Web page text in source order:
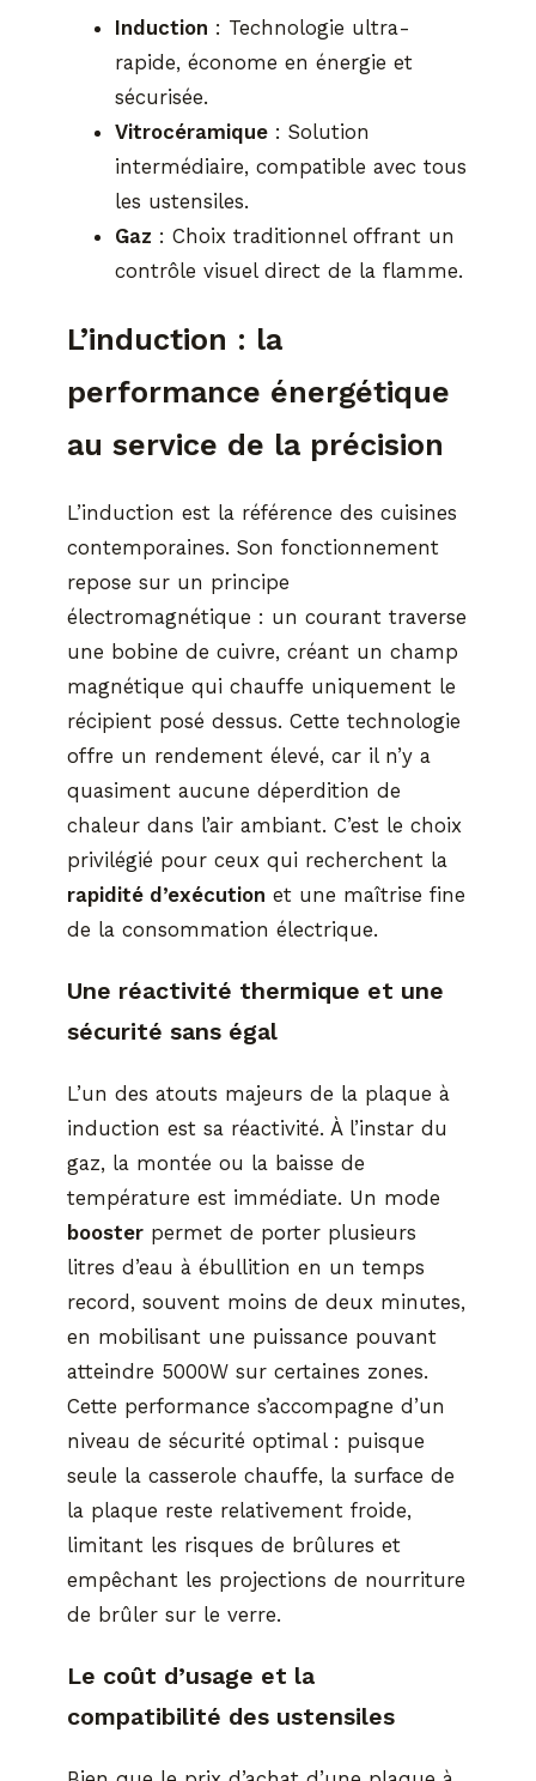
Induction : Technologie ultra-
rapide, économe en énergie et
sécurisée.
Vitrocéramique : Solution
intermédiaire, compatible avec tous
les ustensiles.
Gaz : Choix traditionnel offrant un
contrôle visuel direct de la flamme.
L’induction : la
performance énergétique
au service de la précision
L’induction est la référence des cuisines
contemporaines. Son fonctionnement
repose sur un principe
électromagnétique : un courant traverse
une bobine de cuivre, créant un champ
magnétique qui chauffe uniquement le
récipient posé dessus. Cette technologie
offre un rendement élevé, car il n’y a
quasiment aucune déperdition de
chaleur dans l’air ambiant. C’est le choix
privilégié pour ceux qui recherchent la
rapidité d’exécution et une maîtrise fine
de la consommation électrique.
Une réactivité thermique et une
sécurité sans égal
L’un des atouts majeurs de la plaque à
induction est sa réactivité. À l’instar du
gaz, la montée ou la baisse de
température est immédiate. Un mode
booster permet de porter plusieurs
litres d’eau à ébullition en un temps
record, souvent moins de deux minutes,
en mobilisant une puissance pouvant
atteindre 5000W sur certaines zones.
Cette performance s’accompagne d’un
niveau de sécurité optimal : puisque
seule la casserole chauffe, la surface de
la plaque reste relativement froide,
limitant les risques de brûlures et
empêchant les projections de nourriture
de brûler sur le verre.
Le coût d’usage et la
compatibilité des ustensiles